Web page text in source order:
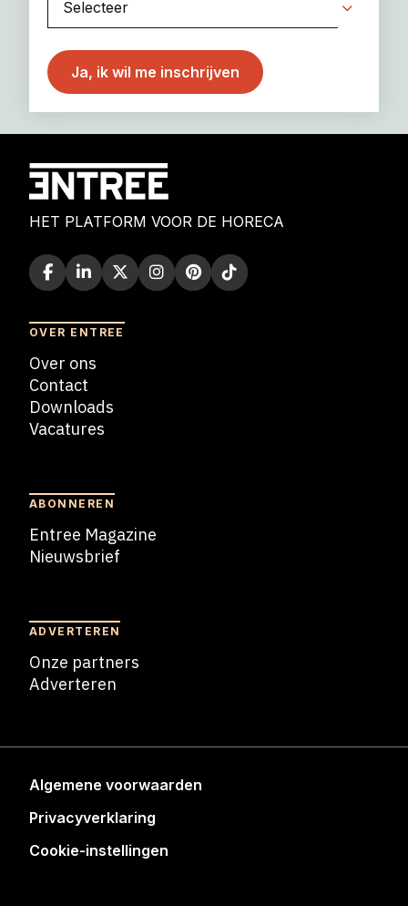
HET PLATFORM VOOR DE HORECA
OVER ENTREE
Over ons
Contact
Downloads
Vacatures
ABONNEREN
Entree Magazine
Nieuwsbrief
ADVERTEREN
Onze partners
Adverteren
Algemene voorwaarden
Privacyverklaring
Cookie-instellingen